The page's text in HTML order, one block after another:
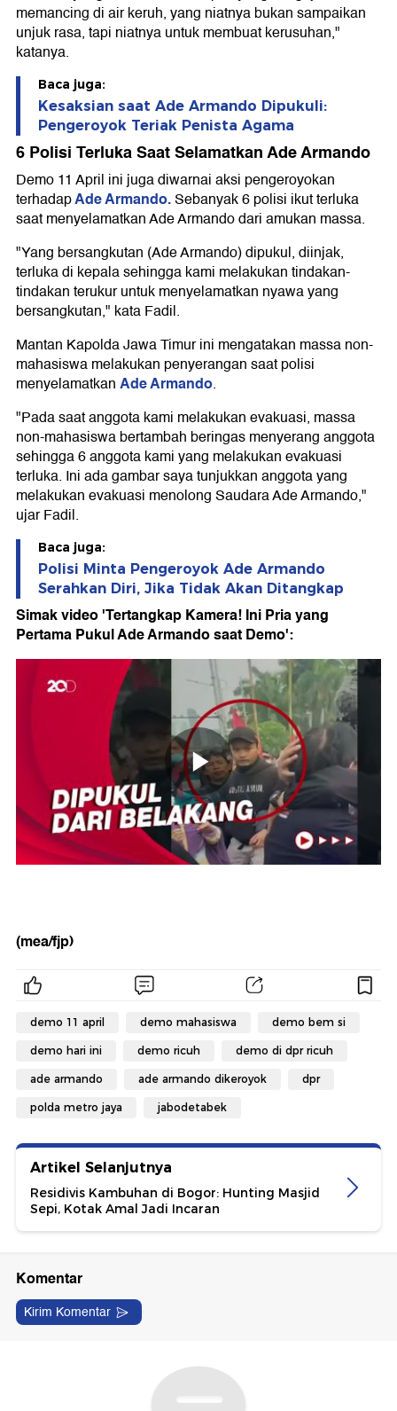
memancing di air keruh, yang niatnya bukan sampaikan
unjuk rasa, tapi niatnya untuk membuat kerusuhan,"
katanya.
Baca juga:
Kesaksian saat Ade Armando Dipukuli:
Pengeroyok Teriak Penista Agama
6 Polisi Terluka Saat Selamatkan Ade Armando
Demo 11 April ini juga diwarnai aksi pengeroyokan
terhadapAde Armando.Sebanyak 6 polisi ikut terluka
saat menyelamatkan Ade Armando dari amukan massa.
"Yang bersangkutan (Ade Armando) dipukul, diinjak,
terluka di kepala sehingga kami melakukan tindakan-
tindakan terukur untuk menyelamatkan nyawa yang
bersangkutan," kata Fadil.
Mantan Kapolda Jawa Timur ini mengatakan massa non-
mahasiswa melakukan penyerangan saat polisi
menyelamatkanAde Armando.
"Pada saat anggota kami melakukan evakuasi, massa
non-mahasiswa bertambah beringas menyerang anggota
sehingga 6 anggota kami yang melakukan evakuasi
terluka. Ini ada gambar saya tunjukkan anggota yang
melakukan evakuasi menolong Saudara Ade Armando,"
ujar Fadil.
Baca juga:
Polisi Minta Pengeroyok Ade Armando
Serahkan Diri, Jika Tidak Akan Ditangkap
Simak video 'Tertangkap Kamera! Ini Pria yang
Pertama Pukul Ade Armando saat Demo':
(mea/fjp)
demo 11 april demo mahasiswa demo bem si
demo hari ini demo ricuh demo di dpr ricuh
ade armando ade armando dikeroyok dpr
polda metro jaya jabodetabek
Artikel Selanjutnya
Residivis Kambuhan di Bogor: Hunting Masjid
Sepi, Kotak Amal Jadi Incaran